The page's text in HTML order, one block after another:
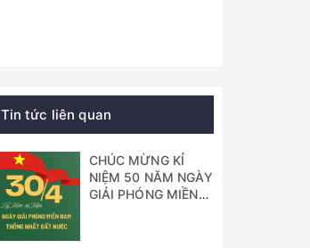
Tin tức liên quan
CHÚC MỪNG KỈ
NIỆM 50 NĂM NGÀY
GIẢI PHÓNG MIỀN